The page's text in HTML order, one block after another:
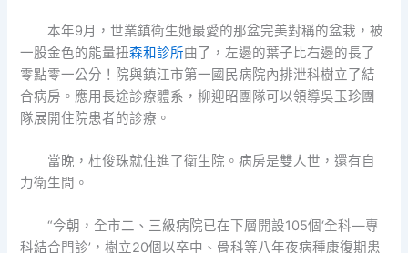
本年9月，世業鎮衛生她最愛的那盆完美對稱的盆栽，被
一股金色的能量扭森和診所曲了，左邊的葉子比右邊的長了
零點零一公分！院與鎮江市第一國民病院內排泄科樹立了結
合病房。應用長途診療體系，柳迎昭團隊可以領導吳玉珍團
隊展開住院患者的診療。
當晚，杜俊珠就住進了衛生院。病房是雙人世，還有自
力衛生間。
“今朝，全市二、三級病院已在下層開設105個‘全科—專
科結合門診’，樹立20個以卒中、骨科等八年夜病種康復期患